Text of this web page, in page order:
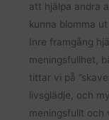
att hjälpa andra
kunna blomma
Inre framgång
meningsfullhet,
tittar vi på
livsglädje, och
meningsfullt och